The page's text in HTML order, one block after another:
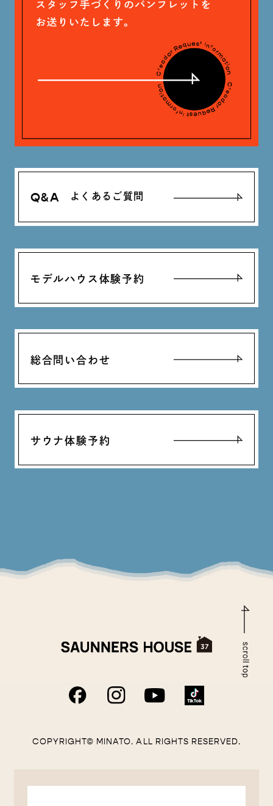
神定 龍杜 (13)
Q&A よくあるご質問
モデルハウス体験予約
総合問い合わせ
サウナ体験予約
COPYRIGHT© MINATO. ALL RIGHTS RESERVED.